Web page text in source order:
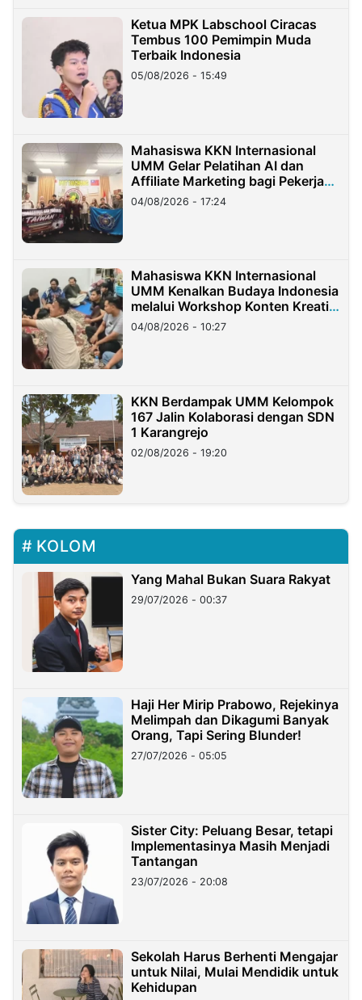
Ketua MPK Labschool Ciracas
Tembus 100 Pemimpin Muda
Terbaik Indonesia
05/08/2026 - 15:49
Mahasiswa KKN Internasional
UMM Gelar Pelatihan AI dan
Affiliate Marketing bagi Pekerja
Migran Indonesia di Taiwan
04/08/2026 - 17:24
Mahasiswa KKN Internasional
UMM Kenalkan Budaya Indonesia
melalui Workshop Konten Kreatif
di Taiwan
04/08/2026 - 10:27
KKN Berdampak UMM Kelompok
167 Jalin Kolaborasi dengan SDN
1 Karangrejo
02/08/2026 - 19:20
KOLOM
Yang Mahal Bukan Suara Rakyat
29/07/2026 - 00:37
Haji Her Mirip Prabowo, Rejekinya
Melimpah dan Dikagumi Banyak
Orang, Tapi Sering Blunder!
27/07/2026 - 05:05
Sister City: Peluang Besar, tetapi
Implementasinya Masih Menjadi
Tantangan
23/07/2026 - 20:08
Sekolah Harus Berhenti Mengajar
untuk Nilai, Mulai Mendidik untuk
Kehidupan